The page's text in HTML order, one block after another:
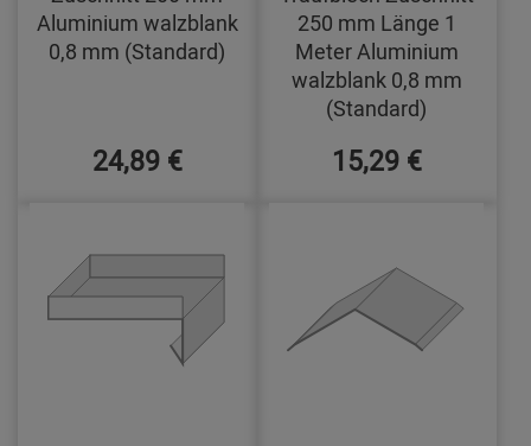
Aluminium walzblank
0,8 mm (Standard)
24,89 €
250 mm Länge 1
Meter Aluminium
walzblank 0,8 mm
(Standard)
15,29 €